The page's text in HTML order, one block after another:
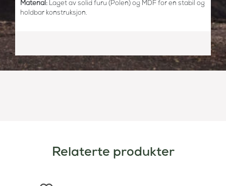
Material: Laget av solid furu (Polen) og MDF for en stabil og
holdbar konstruksjon.
Relaterte produkter